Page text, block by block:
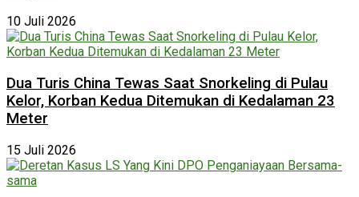
10 Juli 2026
Dua Turis China Tewas Saat Snorkeling di Pulau
Kelor, Korban Kedua Ditemukan di Kedalaman 23
Meter
15 Juli 2026